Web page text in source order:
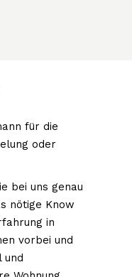
für die
oder
bei uns genau
nötige Know
in
vorbei und
und